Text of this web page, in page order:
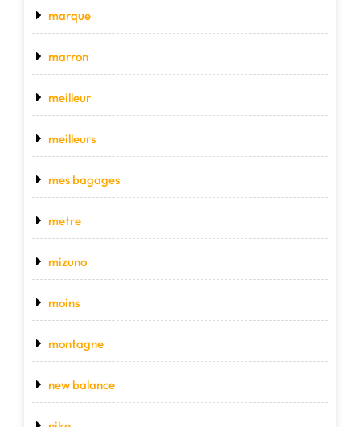
marque
marron
meilleur
meilleurs
mes bagages
metre
mizuno
moins
montagne
new balance